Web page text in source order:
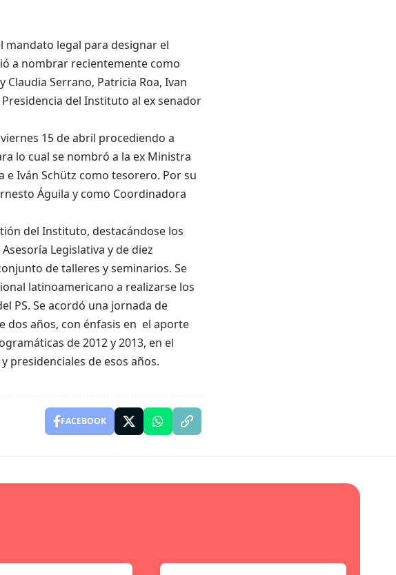
mandato legal para designar el
a nombrar recientemente como
Serrano, Patricia Roa, Ivan
del Instituto al ex senador
15 de abril procediendo a
lo cual se nombró a la ex Ministra
e Iván Schütz como tesorero. Por su
Águila y como Coordinadora
del Instituto, destacándose los
Legislativa y de diez
de talleres y seminarios. Se
latinoamericano a realizarse los
PS. Se acordó una jornada de
dos años, con énfasis en el aporte
de 2012 y 2013, en el
presidenciales de esos años.
FACEBOOK